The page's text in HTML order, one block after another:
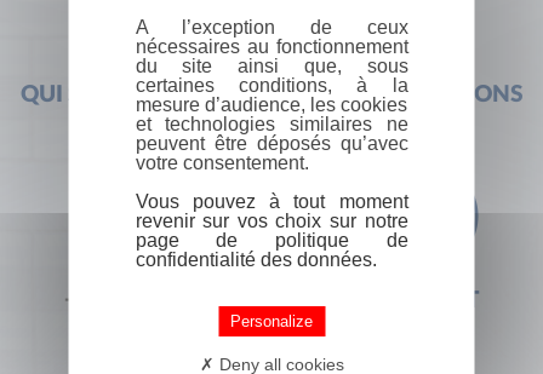
QUI SOMMES-NOUS ? FOIRE AUX QUESTIONS
+33 (0) 1 44 41 29 19 CONTACT
A l’exception de ceux
nécessaires au fonctionnement
du site ainsi que, sous
certaines conditions, à la
mesure d’audience, les cookies
et technologies similaires ne
peuvent être déposés qu’avec
votre consentement.
Vous pouvez à tout moment
revenir sur vos choix sur notre
page de politique de
confidentialité des données.
Personalize
Deny all cookies